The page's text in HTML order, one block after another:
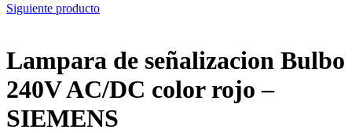
Siguiente producto
Lampara de señalizacion Bulbo
240V AC/DC color rojo –
SIEMENS